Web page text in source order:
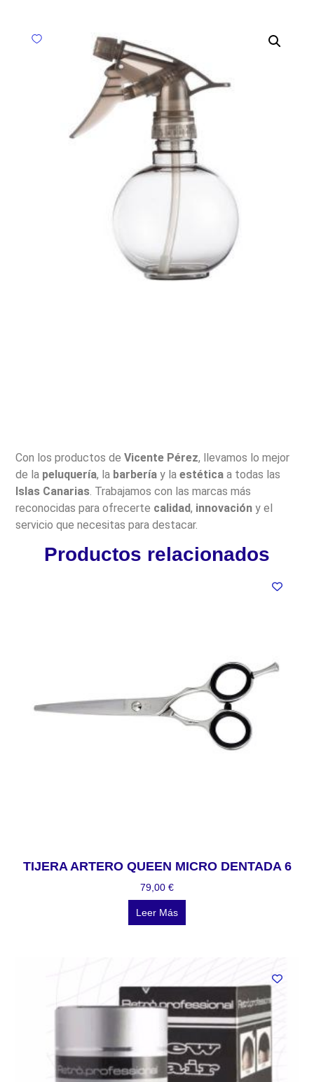
Con los productos deVicente Pérez, llevamos lo mejor
de la peluquería, la barbería y laestética a todas las
Islas Canarias. Trabajamos con las marcas más
reconocidas para ofrecerte calidad, innovación y el
servicio que necesitas para destacar.
Productos relacionados
TIJERA ARTERO QUEEN MICRO DENTADA 6
79,00 €
Leer Más